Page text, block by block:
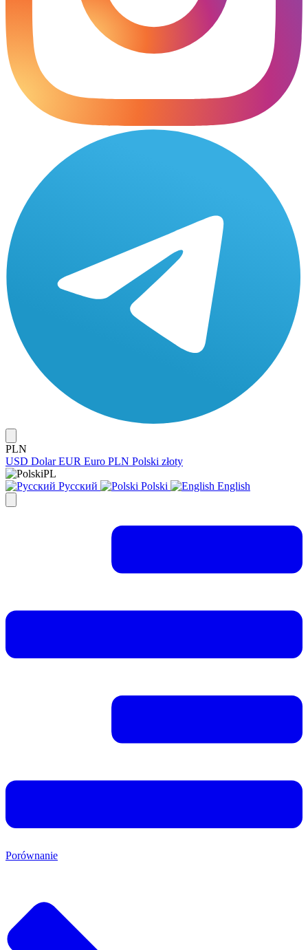
PLN
USD Dolar EUR Euro PLN Polski złoty
PL
Русский
Polski English
Porównanie